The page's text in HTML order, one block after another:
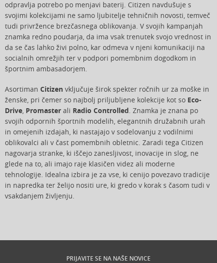
odpravlja potrebo po menjavi baterij. Citizen navdušuje s
svojimi kolekcijami ne samo ljubitelje tehničnih novosti, temveč
tudi privržence brezčasnega oblikovanja. V svojih kampanjah
znamka redno poudarja, da ima vsak trenutek svojo vrednost in
da se čas lahko živi polno, kar odmeva v njeni komunikaciji na
socialnih omrežjih ter v podpori pomembnim dogodkom in
športnim ambasadorjem.
Asortiman Citizen vključuje širok spekter ročnih ur za moške in
ženske, pri čemer so najbolj priljubljene kolekcije kot so Eco-
Drive, Promaster ali Radio Controlled. Znamka je znana po
svojih odpornih športnih modelih, elegantnih družabnih urah
in omejenih izdajah, ki nastajajo v sodelovanju z vodilnimi
oblikovalci ali v čast pomembnih obletnic. Zaradi tega Citizen
nagovarja stranke, ki iščejo zanesljivost, inovacije in slog, ne
glede na to, ali imajo raje klasičen videz ali moderne
tehnologije. Idealna izbira je za vse, ki cenijo povezavo tradicije
in napredka ter želijo nositi ure, ki gredo v korak s časom tudi v
vsakdanjem življenju.
PRIJAVITE SE NA NAŠE NOVICE